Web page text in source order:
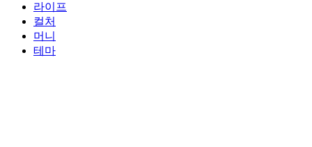
라이프
컬처
머니
테마